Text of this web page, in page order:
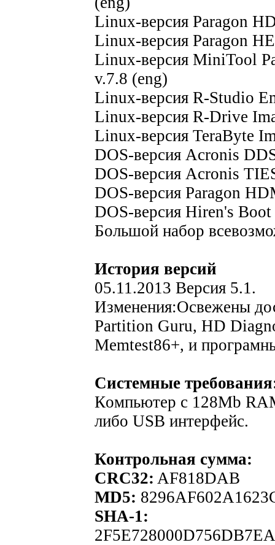
Linux-версия Paragon
Linux-версия Paragon
Linux-версия MiniTool
v.7.8 (eng)
Linux-версия R-Studio
Linux-версия R-Drive
Linux-версия TeraByte
DOS-версия Acronis
DOS-версия Acronis
DOS-версия Paragon
DOS-версия Hiren's
Большой набор
История версий
05.11.2013 Версия 5.1.
Изменения:Освежены
Partition Guru, HD
Memtest86+, и
Системные
Кoмпьютер с 128Mb
либо USB интерфейс.
Контрольная сумма:
CRC32: AF818DAB
MD5:
SHA-1: